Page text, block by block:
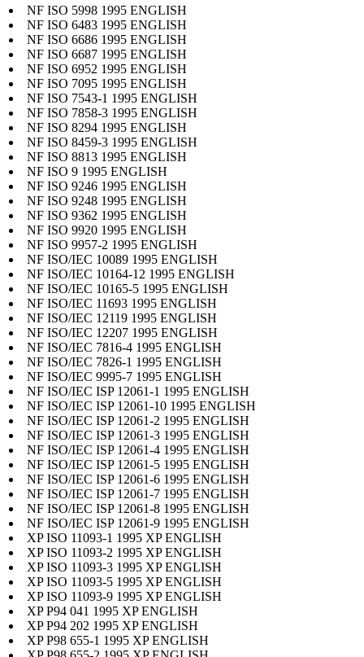
NF ISO 5998 1995 ENGLISH
NF ISO 6483 1995 ENGLISH
NF ISO 6686 1995 ENGLISH
NF ISO 6687 1995 ENGLISH
NF ISO 6952 1995 ENGLISH
NF ISO 7095 1995 ENGLISH
NF ISO 7543-1 1995 ENGLISH
NF ISO 7858-3 1995 ENGLISH
NF ISO 8294 1995 ENGLISH
NF ISO 8459-3 1995 ENGLISH
NF ISO 8813 1995 ENGLISH
NF ISO 9 1995 ENGLISH
NF ISO 9246 1995 ENGLISH
NF ISO 9248 1995 ENGLISH
NF ISO 9362 1995 ENGLISH
NF ISO 9920 1995 ENGLISH
NF ISO 9957-2 1995 ENGLISH
NF ISO/IEC 10089 1995 ENGLISH
NF ISO/IEC 10164-12 1995 ENGLISH
NF ISO/IEC 10165-5 1995 ENGLISH
NF ISO/IEC 11693 1995 ENGLISH
NF ISO/IEC 12119 1995 ENGLISH
NF ISO/IEC 12207 1995 ENGLISH
NF ISO/IEC 7816-4 1995 ENGLISH
NF ISO/IEC 7826-1 1995 ENGLISH
NF ISO/IEC 9995-7 1995 ENGLISH
NF ISO/IEC ISP 12061-1 1995 ENGLISH
NF ISO/IEC ISP 12061-10 1995 ENGLISH
NF ISO/IEC ISP 12061-2 1995 ENGLISH
NF ISO/IEC ISP 12061-3 1995 ENGLISH
NF ISO/IEC ISP 12061-4 1995 ENGLISH
NF ISO/IEC ISP 12061-5 1995 ENGLISH
NF ISO/IEC ISP 12061-6 1995 ENGLISH
NF ISO/IEC ISP 12061-7 1995 ENGLISH
NF ISO/IEC ISP 12061-8 1995 ENGLISH
NF ISO/IEC ISP 12061-9 1995 ENGLISH
XP ISO 11093-1 1995 XP ENGLISH
XP ISO 11093-2 1995 XP ENGLISH
XP ISO 11093-3 1995 XP ENGLISH
XP ISO 11093-5 1995 XP ENGLISH
XP ISO 11093-9 1995 XP ENGLISH
XP P94 041 1995 XP ENGLISH
XP P94 202 1995 XP ENGLISH
XP P98 655-1 1995 XP ENGLISH